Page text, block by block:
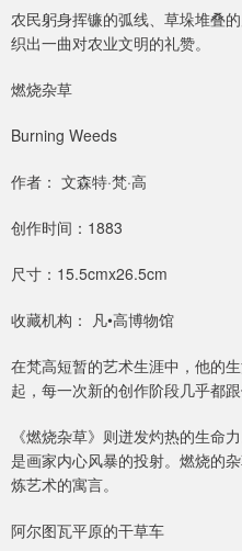
农民躬身挥镰的弧线、草垛堆叠
织出一曲对农业文明的礼赞。
燃烧杂草
Burning Weeds
作者： 文森特·梵·高
创作时间：1883
尺寸：15.5cmx26.5cm
收藏机构： 凡•高博物馆
在梵高短暂的艺术生涯中，他的
起，每一次新的创作阶段几乎都
《燃烧杂草》则迸发灼热的生命
是画家内心风暴的投射。燃烧的
炼艺术的寓言。
阿尔图瓦平原的干草车